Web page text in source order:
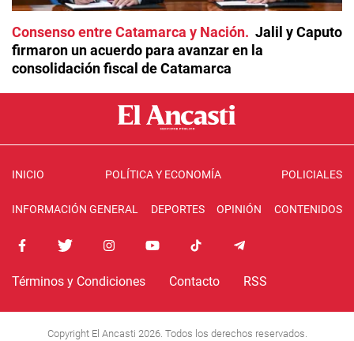
Consenso entre Catamarca y Nación
Jalil y Caputo
firmaron un acuerdo para avanzar en la
consolidación fiscal de Catamarca
INICIO POLÍTICA Y ECONOMÍA POLICIALES
INFORMACIÓN GENERAL DEPORTES OPINIÓN CONTENIDOS
Términos y Condiciones Contacto RSS
Copyright El Ancasti 2026. Todos los derechos reservados.